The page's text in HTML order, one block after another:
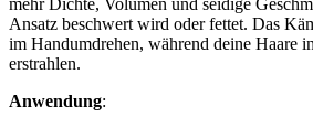
Ansatz beschwert wird oder fettet. Das
im Handumdrehen, während deine Haare
erstrahlen.
Anwendung: